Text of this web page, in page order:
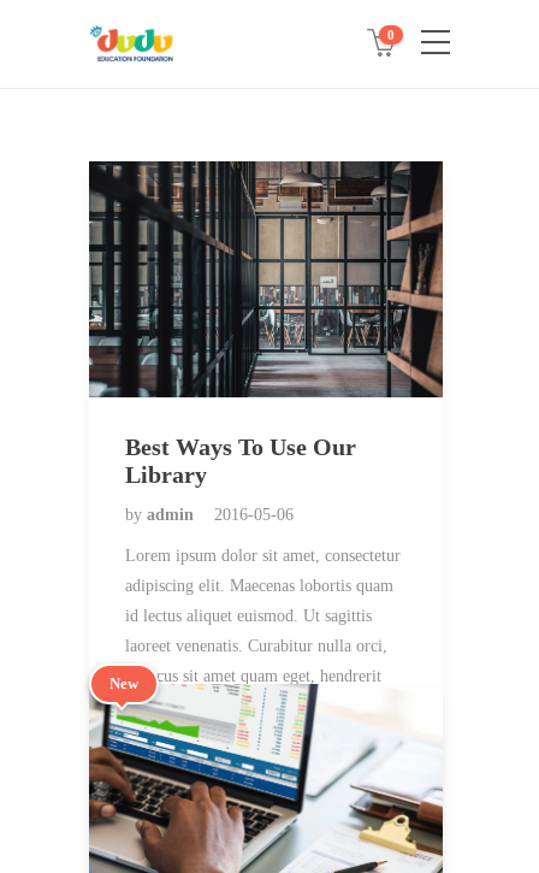
0
Best Ways To Use Our
Library
by admin 2016-05-06
Lorem ipsum dolor sit amet, consectetur
adipiscing elit. Maecenas lobortis quam
id lectus aliquet euismod. Ut sagittis
laoreet venenatis. Curabitur nulla orci,
rhoncus sit amet quam eget, hendrerit
ultricies nisi. Etiam sem nibh, ornare ut
tortor scelerisque, accumsan bibendum
metus. Duis vel scelerisque tortor, eu…
TIPS & TRICKS 1
New